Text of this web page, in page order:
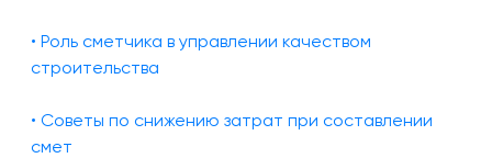
• Роль сметчика в управлении качеством
строительства
• Советы по снижению затрат при составлении
смет